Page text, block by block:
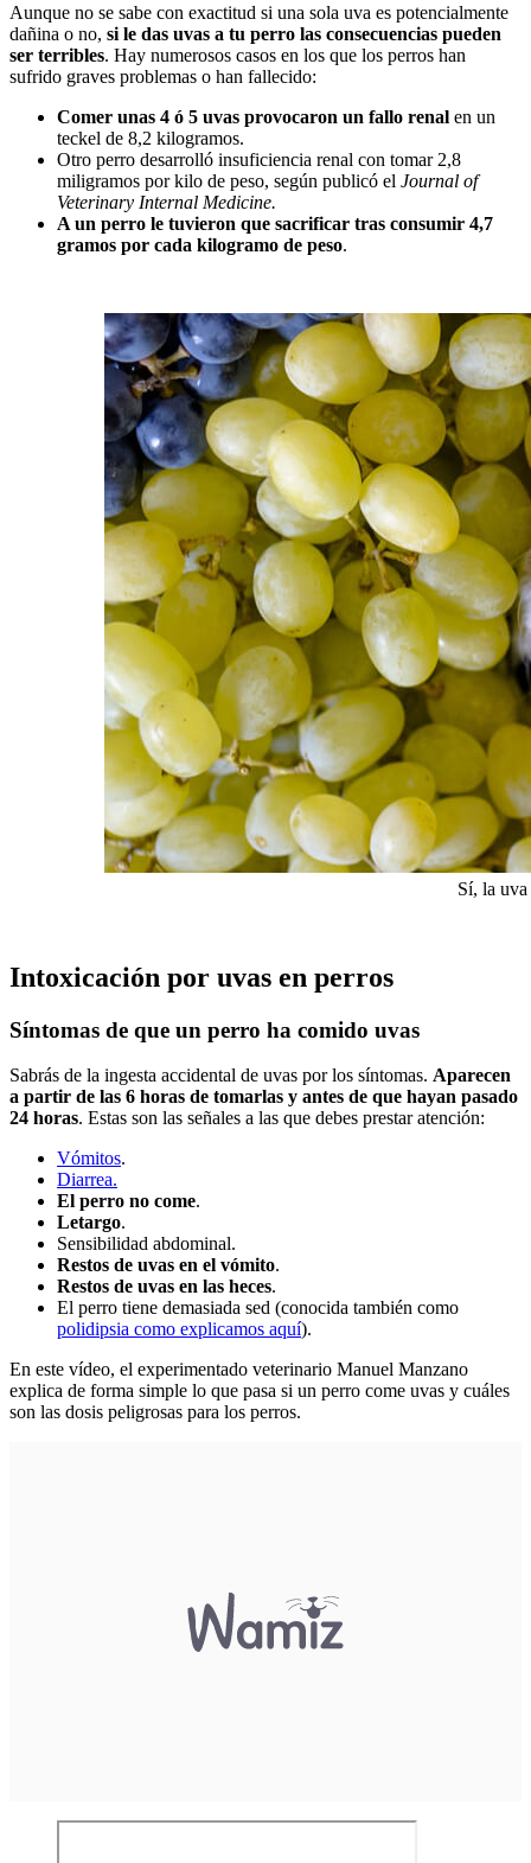
Aunque no se sabe con exactitud si una sola uva es potencialmente
dañina o no, si le das uvas a tu perro las consecuencias pueden
ser terribles. Hay numerosos casos en los que los perros han
sufrido graves problemas o han fallecido:
Comer unas 4 ó 5 uvas provocaron un fallo renal en un
teckel de 8,2 kilogramos.
Otro perro desarrolló insuficiencia renal con tomar 2,8
miligramos por kilo de peso, según publicó el Journal of
Veterinary Internal Medicine.
A un perro le tuvieron que sacrificar tras consumir 4,7
gramos por cada kilogramo de peso.
Sí, la
Intoxicación por uvas en perros
Síntomas de que un perro ha comido uvas
Sabrás de la ingesta accidental de uvas por los síntomas. Aparecen
a partir de las 6 horas de tomarlas y antes de que hayan pasado
24 horas. Estas son las señales a las que debes prestar atención:
Vómitos.
Diarrea.
El perro no come.
Letargo.
Sensibilidad abdominal.
Restos de uvas en el vómito.
Restos de uvas en las heces.
El perro tiene demasiada sed (conocida también como
polidipsia como explicamos aquí).
En este vídeo, el experimentado veterinario Manuel Manzano
explica de forma simple lo que pasa si un perro come uvas y cuáles
son las dosis peligrosas para los perros.